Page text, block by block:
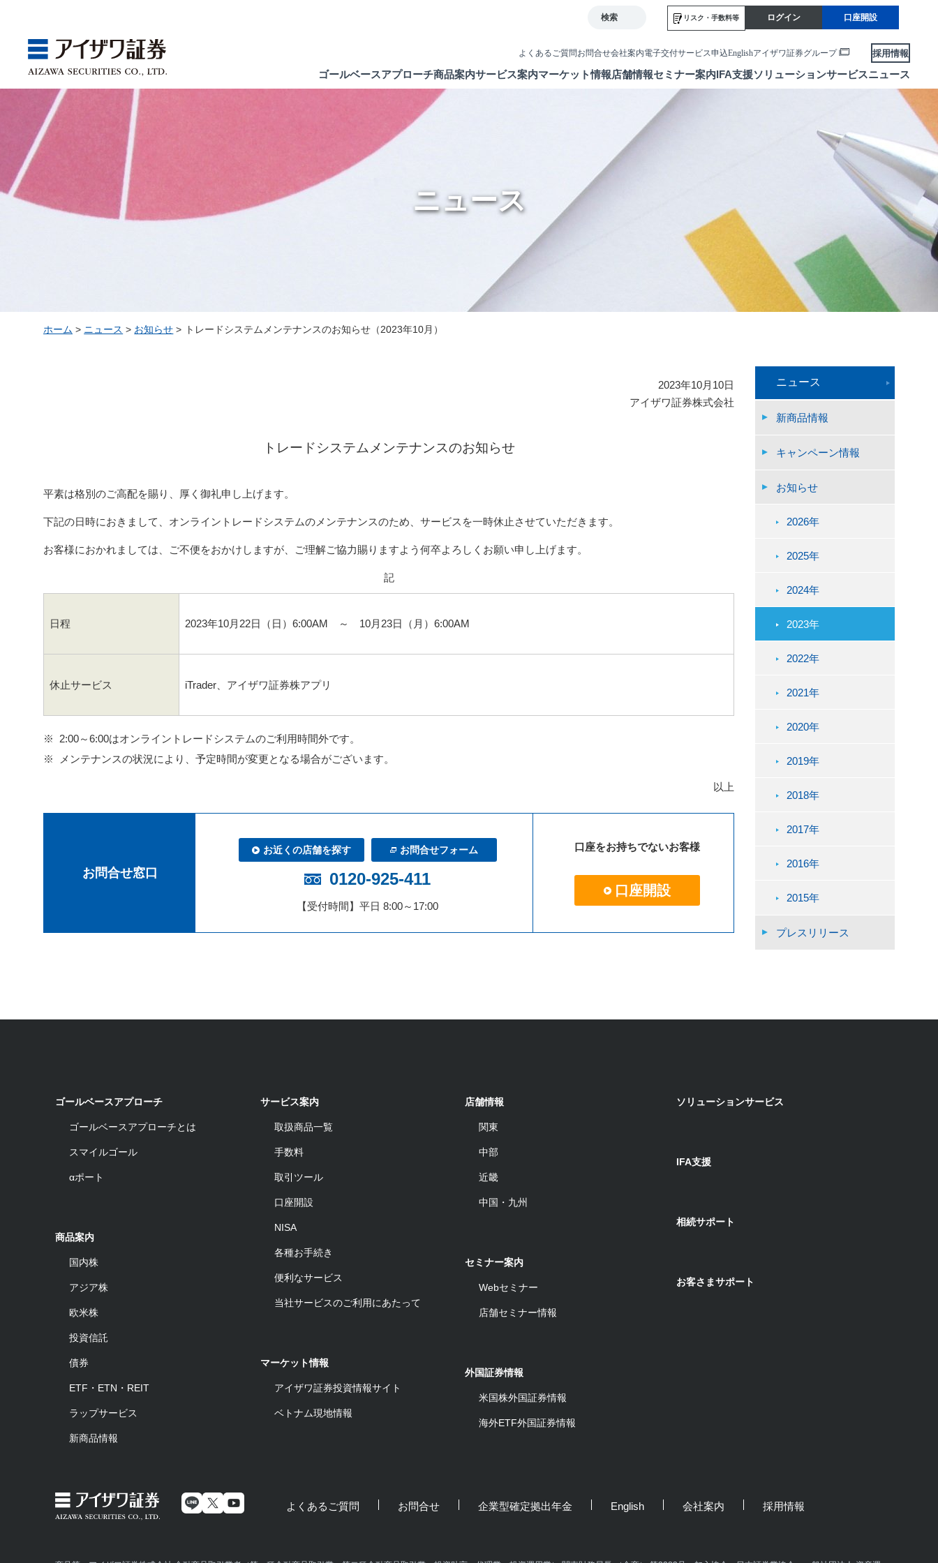
検索 リスク・ 手数料等 ログイン 口座開設
よくあるご質問お問合せ会社案内電子交付サービス申込Englishアイザワ証券グループ 採用情報
ゴールベースアプローチ
GBA
ゴールベースアプローチ
商品案内
Products
投資信託
債券
新商品情報
サービス案内
Service
マーケット情報
Market
店舗情報
Store
中国・九州
セミナー案内
Seminar
IFA支援ソリューションサービスニュース
ニュース
ホーム > ニュース > お知らせ > トレードシステムメンテナンスのお知らせ（2023年10月）
2023年10月10日
アイザワ証券株式会社
トレードシステムメンテナンスのお知らせ
平素は格別のご高配を賜り、厚く御礼申し上げます。
下記の日時におきまして、オンライントレードシステムのメンテナンスのため、サービスを一時休止させていただきます。
お客様におかれましては、ご不便をおかけしますが、ご理解ご協力賜りますよう何卒よろしくお願い申し上げます。
記
日程 2023年10月22日（日）6:00AM ～ 10月23日（月）6:00AM
休止サービス iTrader、アイザワ証券株アプリ
2:00～6:00はオンライントレードシステムのご利用時間外です。
メンテナンスの状況により、予定時間が変更となる場合がございます。
以上
お問合せ窓口
お近くの店舗を探す お問合せフォーム
0120-925-411
【受付時間】平日 8:00～17:00
口座をお持ちでないお客様
口座開設
ニュース
新商品情報
キャンペーン情報
お知らせ
2026年
2025年
2024年
2023年
2022年
2021年
2020年
2019年
2018年
2017年
2016年
2015年
プレスリリース
ゴールベースアプローチ
ゴールベースアプローチとは
スマイルゴール
αポート
商品案内
国内株
アジア株
欧米株
投資信託
債券
ETF・ETN・REIT
ラップサービス
新商品情報
サービス案内
取扱商品一覧
手数料
取引ツール
口座開設
NISA
各種お手続き
便利なサービス
当社サービスのご利用にあたって
マーケット情報
アイザワ証券投資情報サイト
ベトナム現地情報
店舗情報
関東
中部
近畿
中国・九州
セミナー案内
Webセミナー
店舗セミナー情報
外国証券情報
米国株外国証券情報
海外ETF外国証券情報
ソリューションサービス
IFA支援
相続サポート
お客さまサポート
よくあるご質問 お問合せ 企業型確定拠出年金 English 会社案内 採用情報